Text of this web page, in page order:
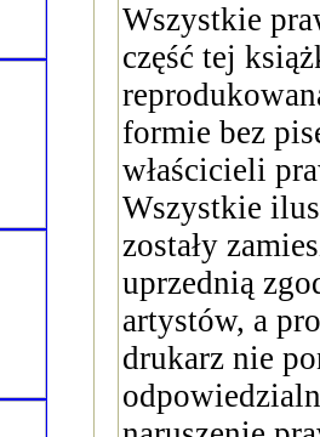
Wszystkie
część tej
formie bez
właścicieli
Wszystkie
zostały
uprzednią
artystów, a
drukarz nie